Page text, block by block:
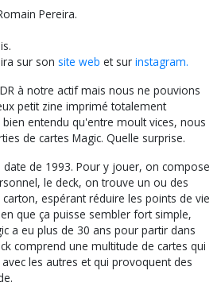
Pereira.
sur son site web et sur instagram.
à notre actif mais nous ne pouvions
petit zine imprimé totalement
entendu qu'entre moult vices, nous
de cartes Magic. Quelle surprise.
date de 1993. Pour y jouer, on compose
le deck, on trouve un ou des
espérant réduire les points de vie
que ça puisse sembler fort simple,
a eu plus de 30 ans pour partir dans
comprend une multitude de cartes qui
les autres et qui provoquent des